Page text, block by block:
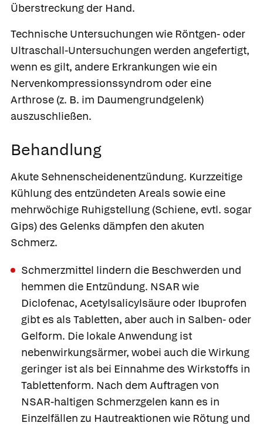
Überstreckung der Hand.
Technische Untersuchungen wie Röntgen- oder
Ultraschall-Untersuchungen werden angefertigt,
wenn es gilt, andere Erkrankungen wie ein
Nervenkompressionssyndrom oder eine
Arthrose (z. B. im Daumengrundgelenk)
auszuschließen.
Behandlung
Akute Sehnenscheidenentzündung. Kurzzeitige
Kühlung des entzündeten Areals sowie eine
mehrwöchige Ruhigstellung (Schiene, evtl. sogar
Gips) des Gelenks dämpfen den akuten
Schmerz.
Schmerzmittel lindern die Beschwerden und
hemmen die Entzündung. NSAR wie
Diclofenac, Acetylsalicylsäure oder Ibuprofen
gibt es als Tabletten, aber auch in Salben- oder
Gelform. Die lokale Anwendung ist
nebenwirkungsärmer, wobei auch die Wirkung
geringer ist als bei Einnahme des Wirkstoffs in
Tablettenform. Nach dem Auftragen von
NSAR-haltigen Schmerzgelen kann es in
Einzelfällen zu Hautreaktionen wie Rötung und